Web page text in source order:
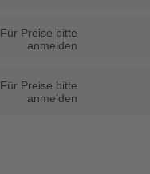
"66"Gewicht"11,3"
Für Preise bitte
anmelden
"45"l"79"Gewicht
Für Preise bitte
anmelden